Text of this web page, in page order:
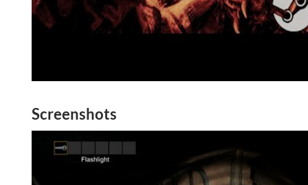
Screenshots